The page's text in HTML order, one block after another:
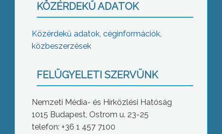
KÖZÉRDEKŰ ADATOK
Közérdekű adatok, céginformációk,
közbeszerzések
FELÜGYELETI SZERVÜNK
Nemzeti Média- és Hírközlési Hatóság
1015 Budapest, Ostrom u. 23-25
telefon: +36 1 457 7100